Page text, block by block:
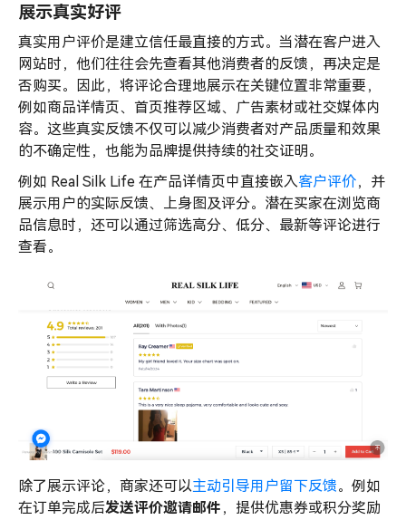
展示真实好评
真实用户评价是建立信任最直接的方式。当潜在客户进入
网站时，他们往往会先查看其他消费者的反馈，再决定是
否购买。因此，将评论合理地展示在关键位置非常重要，
例如商品详情页、首页推荐区域、广告素材或社交媒体内
容。这些真实反馈不仅可以减少消费者对产品质量和效果
的不确定性，也能为品牌提供持续的社交证明。
例如 Real Silk Life 在产品详情页中直接嵌入客户评价，并
展示用户的实际反馈、上身图及评分。潜在买家在浏览商
品信息时，还可以通过筛选高分、低分、最新等评论进行
查看。
除了展示评论，商家还可以主动引导用户留下反馈。例如
在订单完成后发送评价邀请邮件 ，提供优惠券或积分奖励